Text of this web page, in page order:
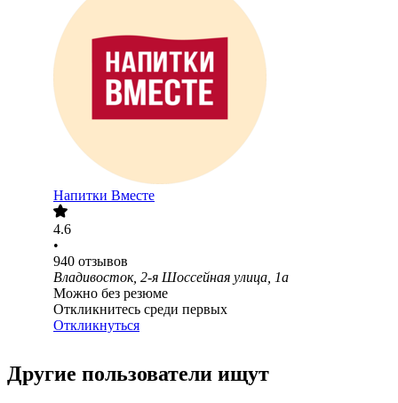
Напитки Вместе
4.6
•
940 отзывов
Владивосток, 2-я Шоссейная улица, 1а
Можно без резюме
Откликнитесь среди первых
Откликнуться
Другие пользователи ищут